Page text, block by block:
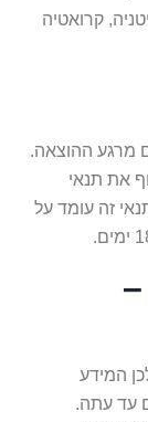
קרואטיה
לעמוד על תקופה של 3 שנים מרגע ההוצאה.
את תנאי
זה עומד על
המידע
עד עתה.